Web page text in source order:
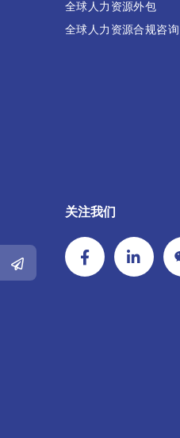
全球人力资源外包
全球人力资源合规咨询
关注我们